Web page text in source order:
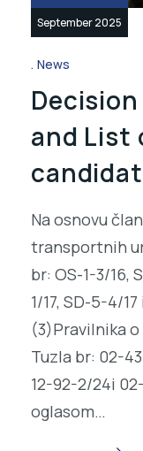
September 2025
News
and List
Na osnovu
transportnih
br: OS-1-3/16,
1/17, SD-5-4/
(3)Pravilnika
Tuzla br: 02-
12-92-2/24i
oglasom…